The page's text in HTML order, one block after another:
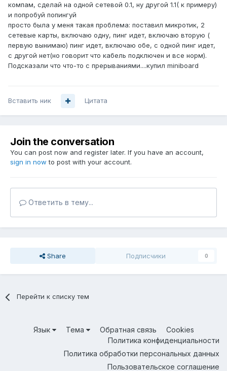
компам, сделай на одной сетевой 0.1, ну другой 1.1( к примеру)
и попробуй попингуй
просто была у меня такая проблема: поставил микротик, 2
сетевые карты, включаю одну, пинг идет, включаю вторую (
первую вынимаю) пинг идет, включаю обе, с одной пинг идет,
с другой нет(но говорит что кабель подключен и все норм).
Подсказали что что-то с прерываниями....купил miniboard
Вставить ник Цитата
Join the conversation
You can post now and register later. If you have an account,
sign in now to post with your account.
Ответить в тему...
Share Подписчики 0
Перейти к списку тем
Язык Тема Обратная связь
Cookies
Политика конфиденциальности
Политика обработки персональных данных
Пользовательское соглашение